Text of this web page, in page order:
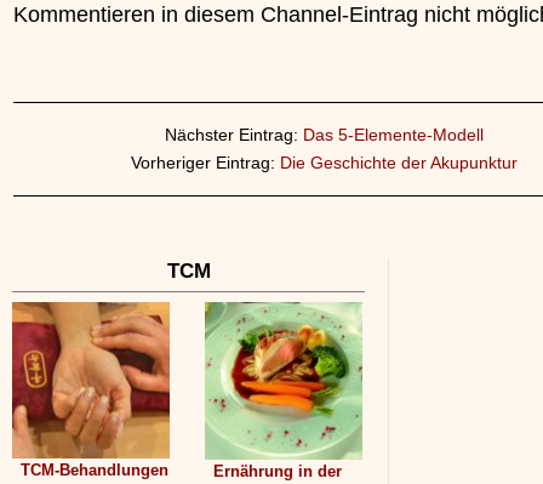
Kommentieren in diesem Channel-Eintrag nicht
Nächster Eintrag: Das 5-Elemente-Modell
Vorheriger Eintrag: Die Geschichte der Akupunktur
TCM
TCM-Behandlungen
Ernährung in der